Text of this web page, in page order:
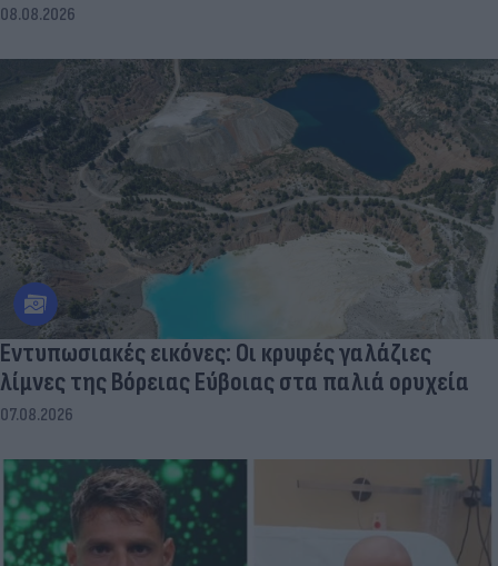
08.08.2026
Εντυπωσιακές εικόνες: Οι κρυφές γαλάζιες
λίμνες της Βόρειας Εύβοιας στα παλιά ορυχεία
07.08.2026